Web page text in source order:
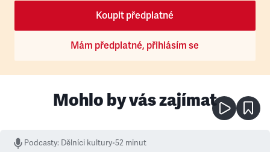
Koupit předplatné
Mám předplatné, přihlásím se
Mohlo by vás zajímat
Podcasty: Dělníci kultury•52 minut